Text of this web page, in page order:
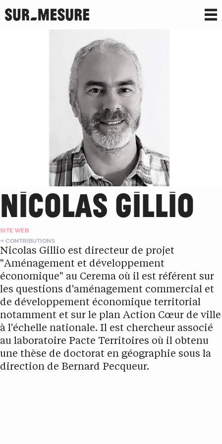
NICOLAS GILLIO
SITE WEB
CONTRIBUTIONS
Nicolas Gillio est directeur de projet
"Aménagement et développement
économique" au Cerema où il est référent sur
les questions d'aménagement commercial et
de développement économique territorial
notamment et sur le plan Action Cœur de ville
à l'échelle nationale. Il est chercheur associé
au laboratoire Pacte Territoires où il obtenu
une thèse de doctorat en géographie sous la
direction de Bernard Pecqueur.